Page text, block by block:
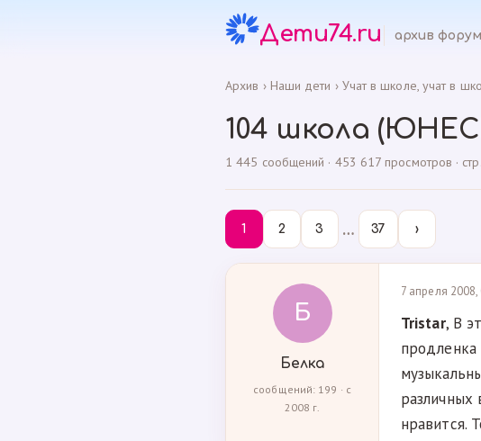
Дети74.ru архив
Архив › Наши дети › Учат в школе, учат в
104 школа
1 445 сообщений · 453 617 просмотров ·
1 2 3 … 37 ›
Б
Белка
сообщений: 199 · с
2008 г.
7 апреля 2008,
Tristar, В
нравится.